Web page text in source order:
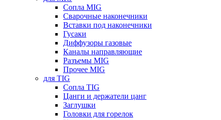
Сопла MIG
Сварочные наконечники
Вставки под наконечники
Гусаки
Диффузоры газовые
Каналы направляющие
Разъемы MIG
Прочее MIG
для TIG
Сопла TIG
Цанги и держатели цанг
Заглушки
Головки для горелок